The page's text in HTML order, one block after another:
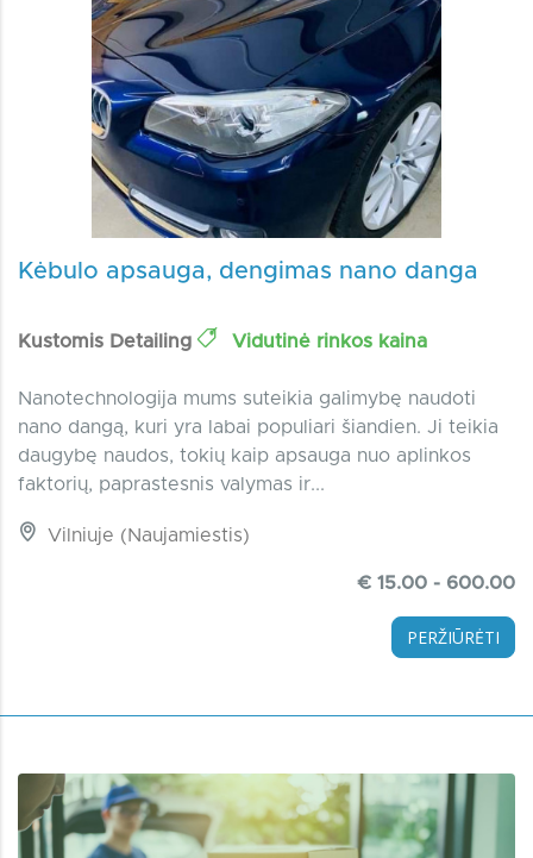
Kėbulo apsauga, dengimas nano danga
Kustomis Detailing Vidutinė rinkos kaina
Nanotechnologija mums suteikia galimybę naudoti
nano dangą, kuri yra labai populiari šiandien. Ji teikia
daugybę naudos, tokių kaip apsauga nuo aplinkos
faktorių, paprastesnis valymas ir...
Vilniuje (Naujamiestis)
€ 15.00 - 600.00
PERŽIŪRĖTI